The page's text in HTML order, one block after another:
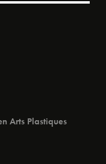
Arts Plastiques